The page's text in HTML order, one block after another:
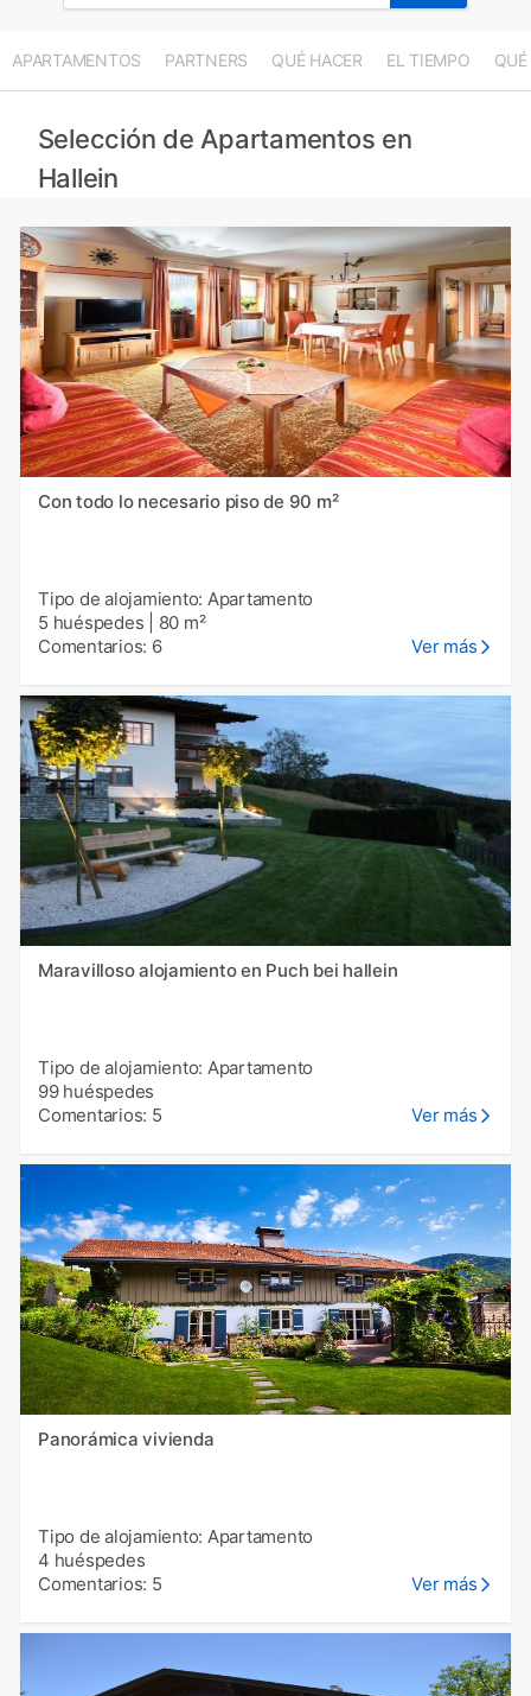
APARTAMENTOS PARTNERS QUÉ HACER EL TIEMPO QUÉ
Selección de Apartamentos en
Hallein
Con todo lo necesario piso de 90 m²
Tipo de alojamiento: Apartamento
5 huéspedes
80 m²
Comentarios: 6
Ver más
Maravilloso alojamiento en Puch bei hallein
Tipo de alojamiento: Apartamento
99 huéspedes
Comentarios: 5
Ver más
Panorámica vivienda
Tipo de alojamiento: Apartamento
4 huéspedes
Comentarios: 5
Ver más